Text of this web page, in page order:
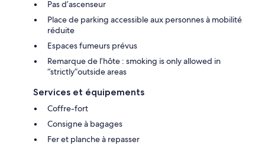
Pas d’ascenseur
Place de parking accessible aux personnes à mobilité
réduite
Espaces fumeurs prévus
Remarque de l’hôte : smoking is only allowed in
“strictly”outside areas
Services et équipements
Coffre-fort
Consigne à bagages
Fer et planche à repasser